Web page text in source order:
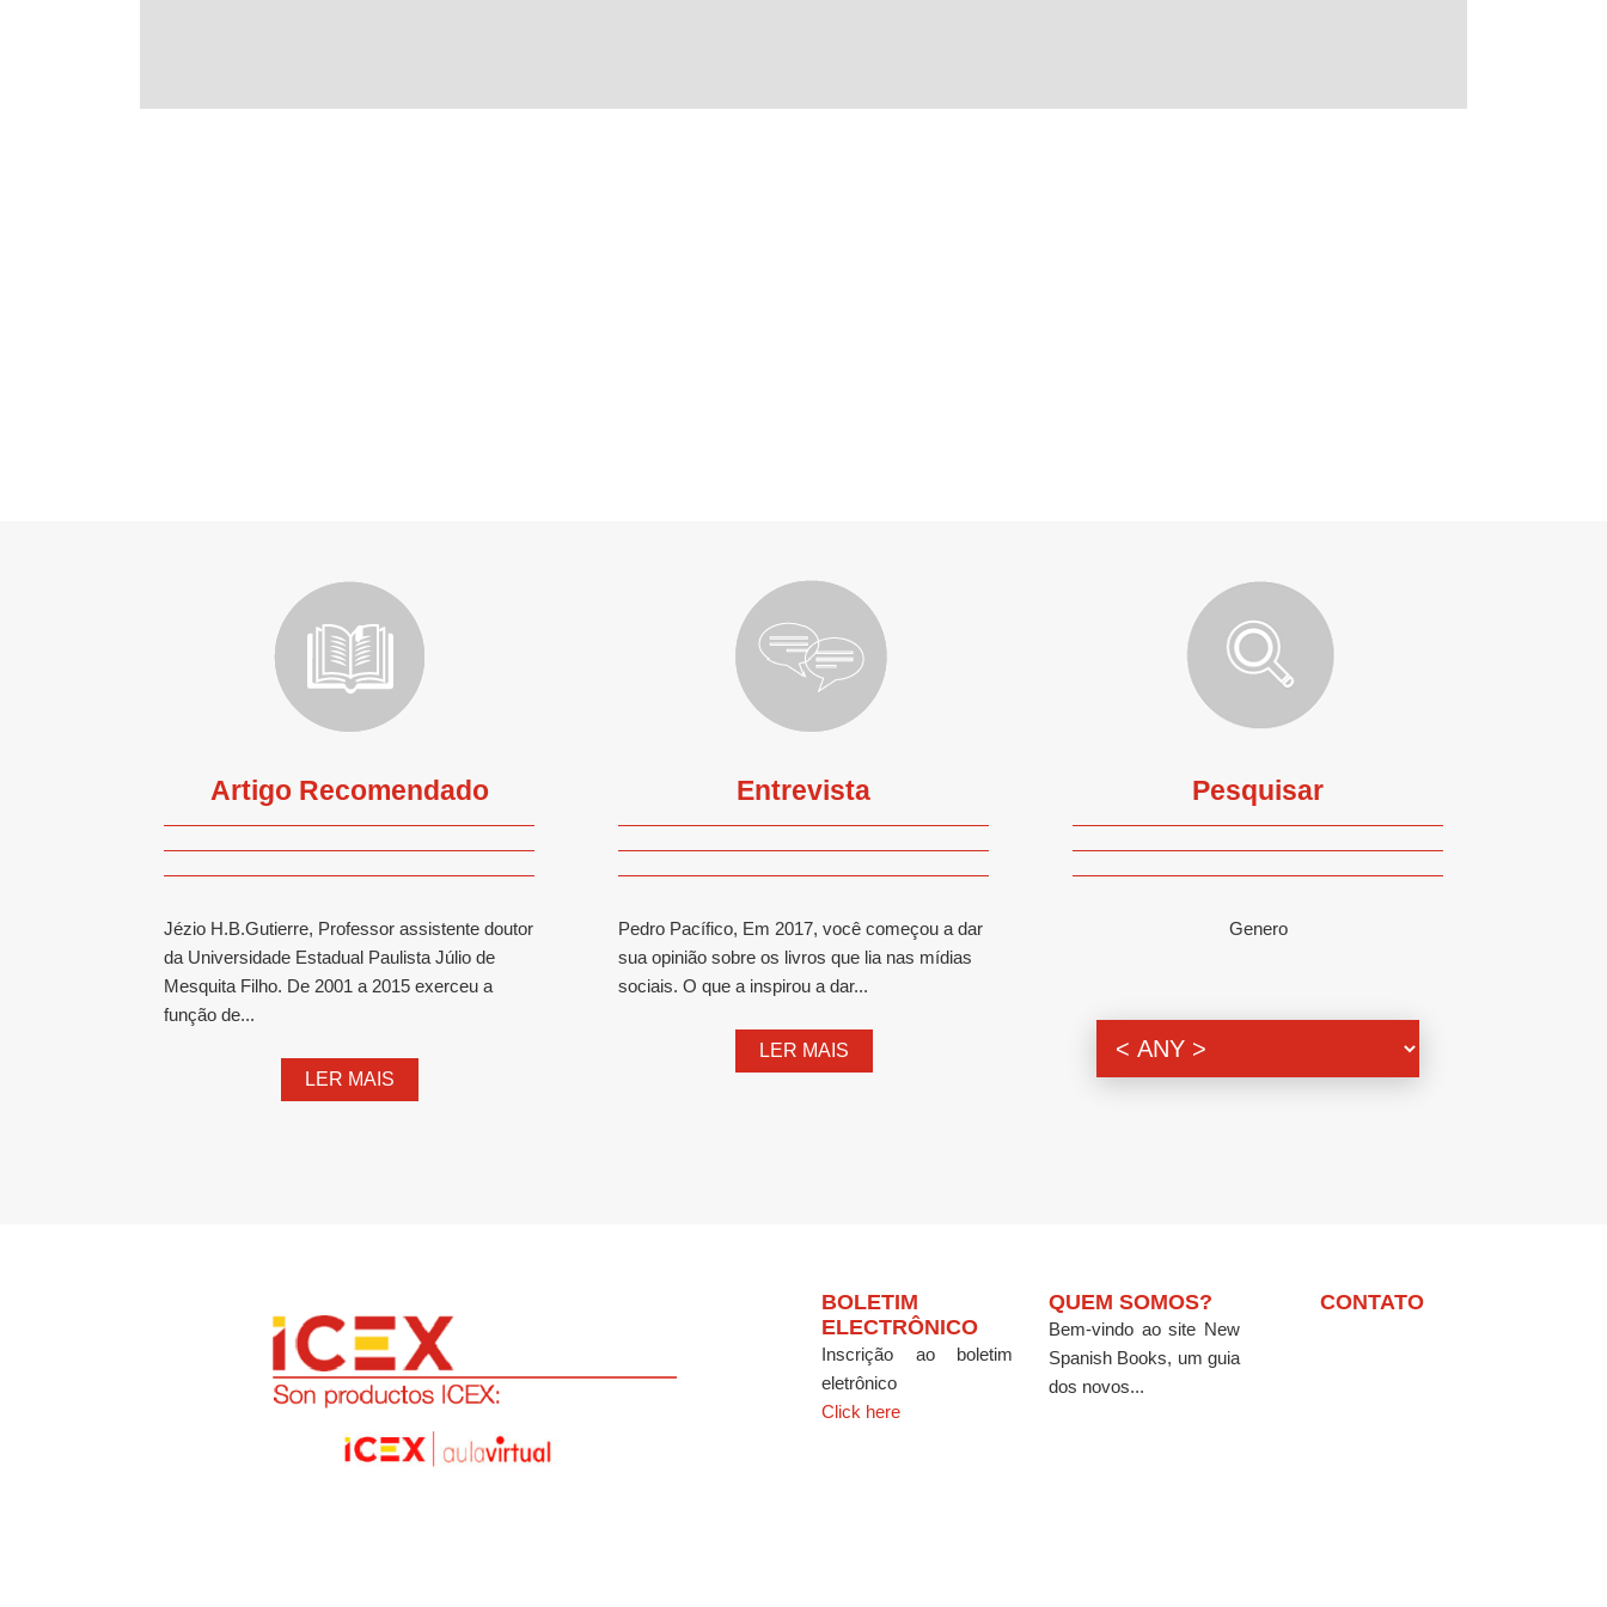
Artigo Recomendado
Jézio H.B.Gutierre, Professor assistente doutor
da Universidade Estadual Paulista Júlio de
Mesquita Filho. De 2001 a 2015 exerceu a
função de...
LER MAIS
Entrevista
Pedro Pacífico, Em 2017, você começou a dar
sua opinião sobre os livros que lia nas mídias
sociais. O que a inspirou a dar...
LER MAIS
Pesquisar
Genero
BOLETIM
ELECTRÔNICO
Inscrição ao boletim
eletrônico
Click here
QUEM SOMOS?
Bem-vindo ao site New
Spanish Books, um guia
dos novos...
CONTATO